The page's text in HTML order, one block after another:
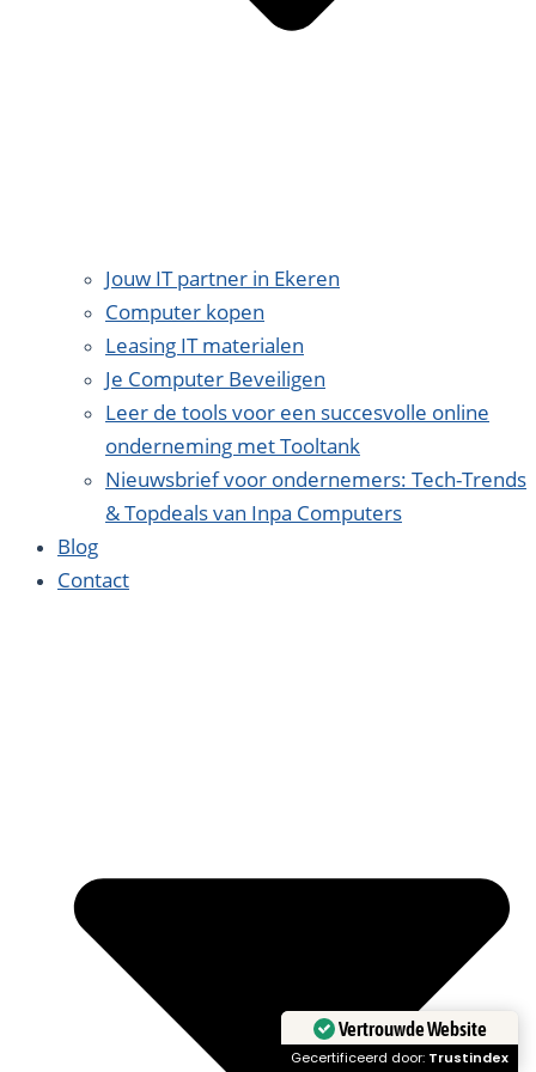
Jouw IT partner in Ekeren
Computer kopen
Leasing IT materialen
Je Computer Beveiligen
Leer de tools voor een succesvolle online
onderneming met Tooltank
Nieuwsbrief voor ondernemers: Tech-Trends
& Topdeals van Inpa Computers
Blog
Contact
Vertrouwde Website
Gecertificeerd door: Trustindex